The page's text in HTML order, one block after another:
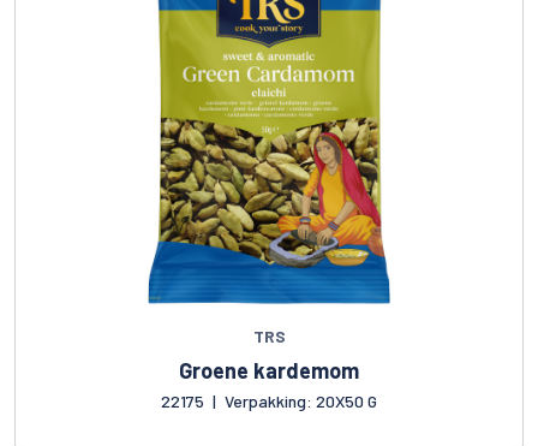
TRS
Groene kardemom
22175 | Verpakking: 20X50 G